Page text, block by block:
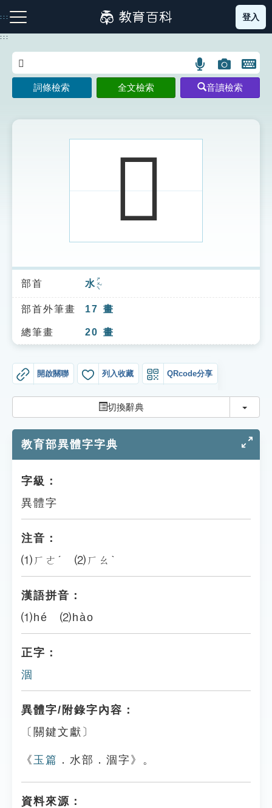
到
主
:::
注音索引圖示 筆畫索引圖示 部首索引表圖示
索引選單
知識索引
單字索引
遊戲專區
教學應用
貓頭鷹博士
登入
:::
語
言
搜
示
圖
片
搜
開
鍵
圖
詞條檢索 全文檢索 音讀檢索
𤃯
部首 水 ㄕㄨㄟˇ
部首外筆畫 17 畫
總筆畫 20 畫
開啟關聯 列入收藏 QRcode分享
切換辭典 切換
教育部異體字字典
字級：
異體字
注音：
⑴ㄏㄜˊ ⑵ㄏㄠˋ
漢語拼音：
⑴hé ⑵hào
正字：
涸
異體字/附錄字內容：
〔關鍵文獻〕
《 玉篇 ．水部．涸字》。
資料來源：